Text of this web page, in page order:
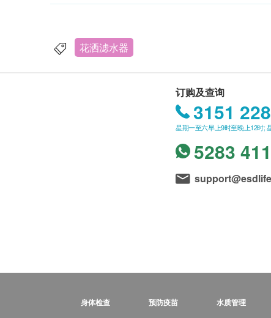
花洒滤水器
订购及查询
3151
星期一至六早上9时至晚上12时;
5283
身体检查 预防疫苗 水质管理